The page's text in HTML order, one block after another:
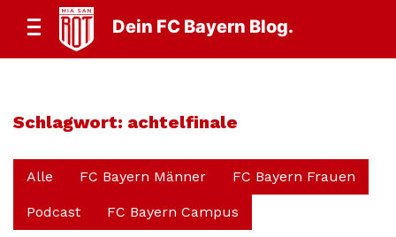
Dein FC Bayern Blog.
Schlagwort: achtelfinale
Alle FC Bayern Männer FC Bayern Frauen
Podcast FC Bayern Campus